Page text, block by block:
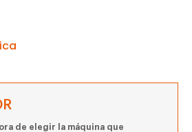
de elegir la máquina que